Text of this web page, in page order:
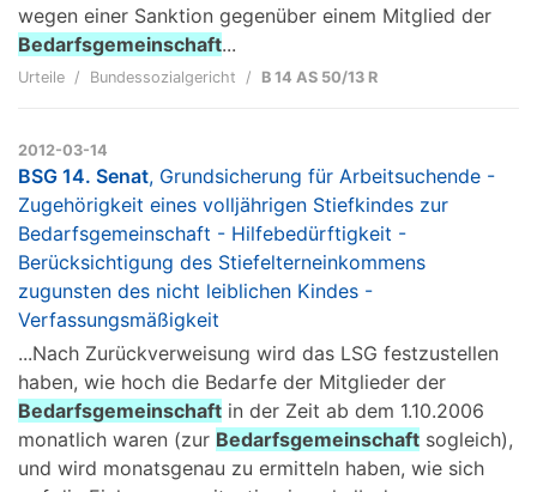
wegen einer Sanktion gegenüber einem Mitglied der
Bedarfsgemeinschaft...
Urteile Bundessozialgericht B 14 AS 50/13 R
2012-03-14
BSG 14. Senat, Grundsicherung für Arbeitsuchende -
Zugehörigkeit eines volljährigen Stiefkindes zur
Bedarfsgemeinschaft - Hilfebedürftigkeit -
Berücksichtigung des Stiefelterneinkommens
zugunsten des nicht leiblichen Kindes -
Verfassungsmäßigkeit
...Nach Zurückverweisung wird das LSG festzustellen
haben, wie hoch die Bedarfe der Mitglieder der
Bedarfsgemeinschaft in der Zeit ab dem 1.10.2006
monatlich waren (zur Bedarfsgemeinschaft sogleich),
und wird monatsgenau zu ermitteln haben, wie sich